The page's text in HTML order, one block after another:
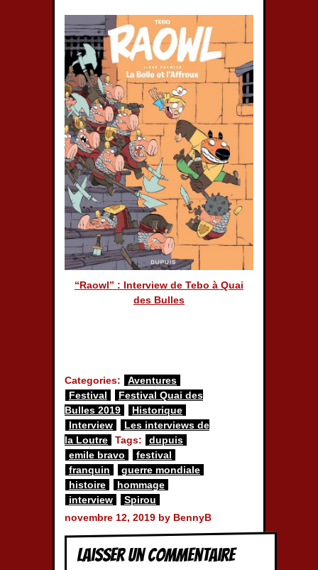
“Raowl” : Interview de Tebo à Quai
des Bulles
Categories:
Aventures
Festival
Festival Quai des
Bulles 2019
Historique
Interview
Les interviews de
la Loutre
Tags:
dupuis
emile bravo
festival
franquin
guerre mondiale
histoire
hommage
interview
Spirou
novembre 12, 2019 by BennyB
Laisser un commentaire